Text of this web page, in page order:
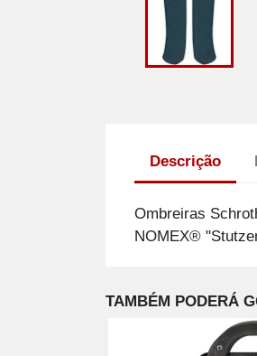
Descrição
Ombreiras
NOMEX®
TAMBÉM PODERÁ